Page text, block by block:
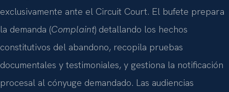
exclusivamente ante el Circuit Court. El bufete prepara
la demanda (Complaint) detallando los hechos
constitutivos del abandono, recopila pruebas
documentales y testimoniales, y gestiona la notificación
procesal al cónyuge demandado. Las audiencias